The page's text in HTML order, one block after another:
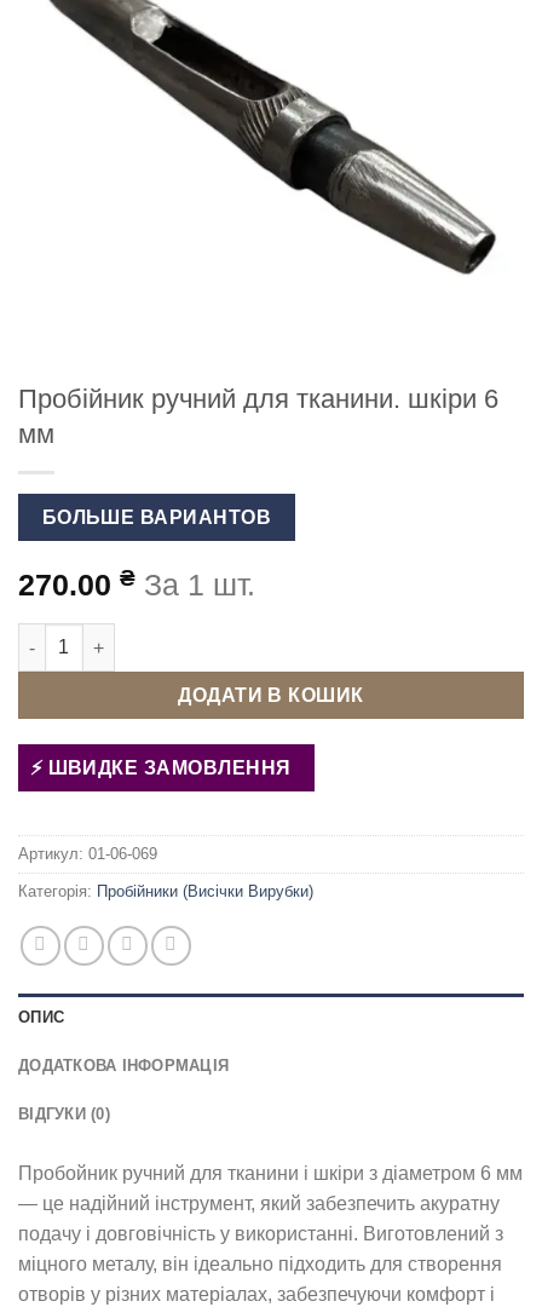
Пробійник ручний для тканини. шкіри 6
мм
БОЛЬШЕ ВАРИАНТОВ
270.00 ₴ За 1 шт.
Пробійник ручний для тканини. шкіри 6 мм кількість
ДОДАТИ В КОШИК
ШВИДКЕ ЗАМОВЛЕННЯ
Артикул: 01-06-069
Категорія: Пробійники (Висічки Вирубки)
ОПИС
ДОДАТКОВА ІНФОРМАЦІЯ
ВІДГУКИ (0)
Пробойник ручний для тканини і шкіри з діаметром 6 мм
— це надійний інструмент, який забезпечить акуратну
подачу і довговічність у використанні. Виготовлений з
міцного металу, він ідеально підходить для створення
отворів у різних матеріалах, забезпечуючи комфорт і